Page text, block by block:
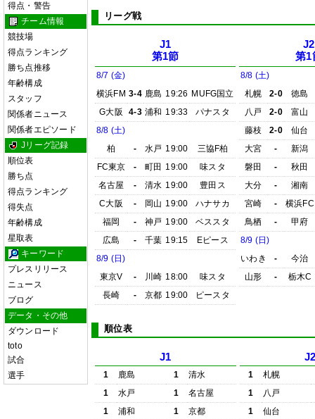
得点・警告
チーム情報
競技場
得点ランキング
勝ち点推移
年齢構成
スタッフ
関係者ニュース
関係者エピソード
Jリーグ記録
順位表
勝ち点
得点ランキング
得失点
年齢構成
星取表
キーワード
プレスリリース
ニュース
ブログ
データ・その他
ダウンロード
toto
試合
選手
リーグ戦
J1
第1節
8/7 (金)
横浜FM 3-4 鹿島 19:26 MUFG国立
G大阪
4-3 浦和 19:33
パナスタ
8/8 (土)
柏
- 水戸 19:00
三協F柏
FC東京
- 町田 19:00
味スタ
名古屋
- 清水 19:00
豊田ス
C大阪
- 岡山 19:00
ハナサカ
福岡
- 神戸 19:00
ベススタ
広島
- 千葉 19:15
Eピース
8/9 (日)
東京V
- 川崎 18:00
味スタ
長崎
- 京都 19:00 ピースタ
J2
第1
8/8 (土)
札幌
2-0
徳島
八戸
2-0
富山
藤枝
2-0
仙台
大宮
-
新潟
磐田
-
秋田
大分
-
湘南
宮崎
-
横浜FC
鳥栖
-
甲府
8/9 (日)
いわき
-
今治
山形
- 栃木C
順位表
J1
1 鹿島 1
清水
1
水戸 1
名古屋
1
浦和 1
京都
1
札幌
1
八戸
1
仙台